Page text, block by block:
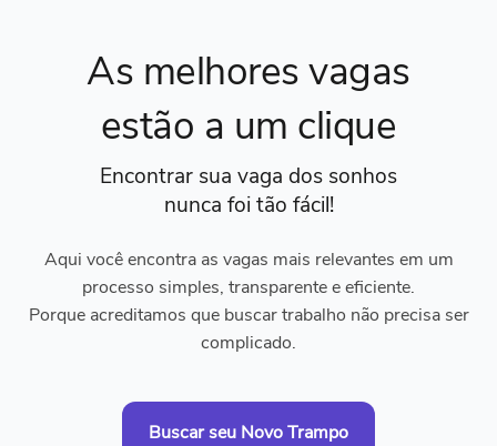
As melhores vagas
estão a um clique
Encontrar sua vaga dos sonhos
nunca foi tão fácil!
Aqui você encontra as vagas mais relevantes em um
processo simples, transparente e eficiente.
Porque acreditamos que buscar trabalho não precisa ser
complicado.
Buscar seu Novo Trampo